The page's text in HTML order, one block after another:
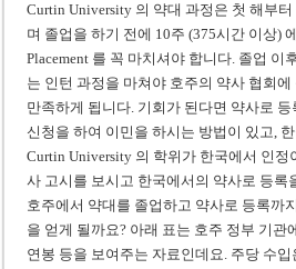
Curtin University 의 약대 과정은 첫 해부
며 졸업을 하기 전에 10주 (375시간 이상)
Placement 를 꼭 마치셔야 합니다. 졸업 이
는 인턴 과정을 마쳐야 호주의 약사 협회
만족하게 됩니다. 기회가 된다면 약사로
신청을 하여 이민을 하시는 방법이 있고,
Curtin University 의 학위가 한국에서 인정
사 고시를 보시고 한국에서의 약사로 등록
호주에서 약대를 졸업하고 약사로 등록까
을 얻게 될까요? 아래 표는 호주 정부 기관
연봉 등을 보여주는 자료인데요. 주당 수